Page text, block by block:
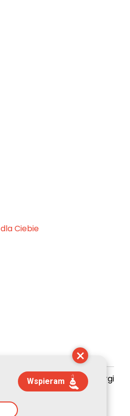
Ciebie
im. ks. Piotra Skargi
×
Wspieram